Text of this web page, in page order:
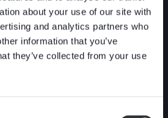
about your use of our site with
and analytics partners who
information that you’ve
they’ve collected from your use